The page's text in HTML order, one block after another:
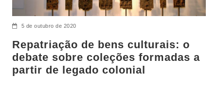
5 de outubro de 2020
Repatriação de bens culturais: o
debate sobre coleções formadas a
partir de legado colonial